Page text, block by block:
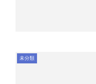
未分類